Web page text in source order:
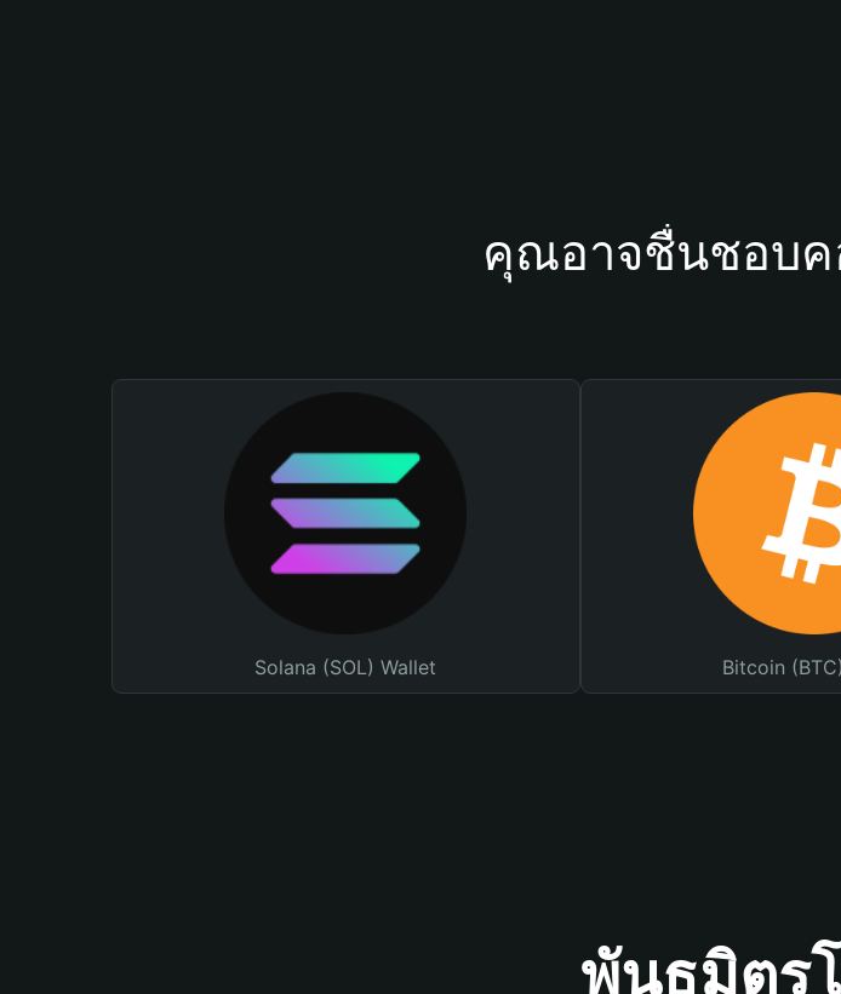
คุณอาจชื่นชอบค
Solana (SOL) Wallet Bitcoin
พันธมิตร